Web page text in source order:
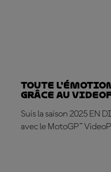
Toute l'émotion
grâce au
Suis la saison 2025 EN
avec le MotoGP™